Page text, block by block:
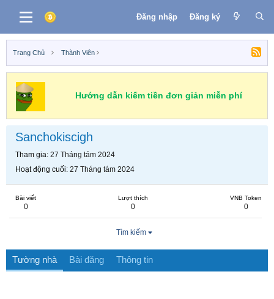
Đăng nhập Đăng ký
Trang Chủ Thành Viên
Hướng dẫn kiếm tiền đơn giản miễn phí
Sanchokiscigh
Tham gia 27 Tháng tám 2024
Hoạt động cuối 27 Tháng tám 2024
Bài viết
0
Lượt thích
0
VNB Token
0
Tìm kiếm
Tường nhà Bài đăng Thông tin